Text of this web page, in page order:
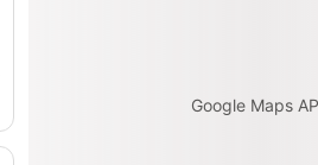
Google Maps